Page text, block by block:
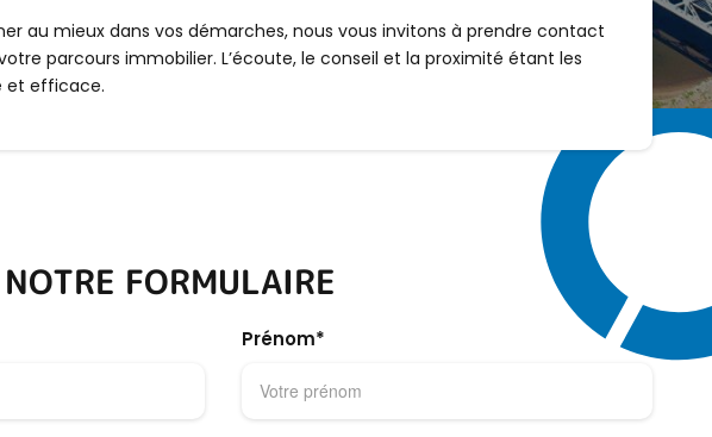
au mieux dans vos démarches, nous vous invitons à prendre contact
parcours immobilier. L’écoute, le conseil et la proximité étant les
et efficace.
FORMULAIRE
Prénom*